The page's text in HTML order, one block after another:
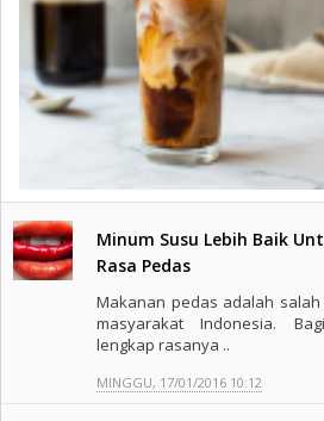
Minum Susu Lebih Baik
Rasa Pedas
Makanan pedas adalah
masyarakat Indonesia.
lengkap rasanya ..
MINGGU, 17/01/2016 10:12